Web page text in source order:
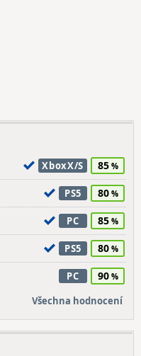
XboxX/S 85
PS5 80
PC 85
PS5 80
PC 90
Všechna hodnocení